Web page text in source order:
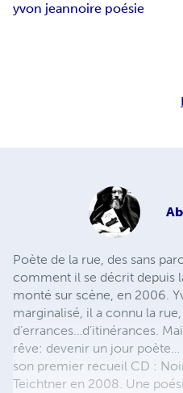
yvon jeannoire poésie
Poète de la rue, des sans
comment il se décrit depuis
monté sur scène, en 2006.
marginalisé, il a connu la
d’errances…d’itinérances.
rêve: devenir un jour poète…
son premier recueil CD :
Teichtner en 2008. Une